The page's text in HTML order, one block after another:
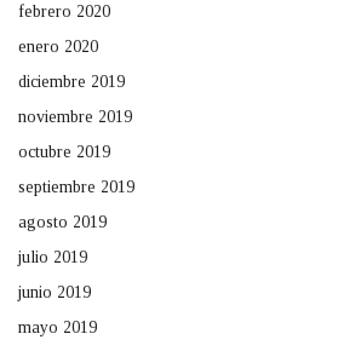
febrero 2020
enero 2020
diciembre 2019
noviembre 2019
octubre 2019
septiembre 2019
agosto 2019
julio 2019
junio 2019
mayo 2019